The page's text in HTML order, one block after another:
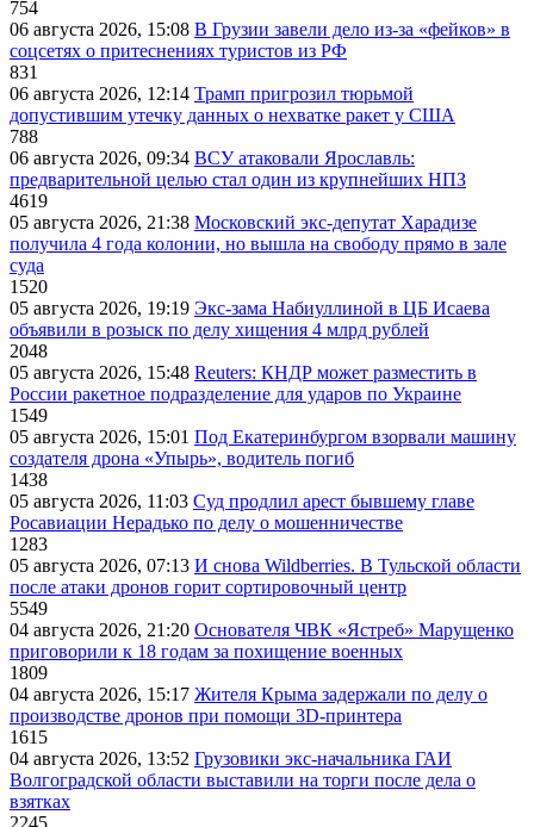
754
06 августа 2026, 15:08 В Грузии завели дело из-за «фейков» в
соцсетях о притеснениях туристов из РФ
831
06 августа 2026, 12:14 Трамп пригрозил тюрьмой
допустившим утечку данных о нехватке ракет у США
788
06 августа 2026, 09:34 ВСУ атаковали Ярославль:
предварительной целью стал один из крупнейших НПЗ
4619
05 августа 2026, 21:38 Московский экс-депутат Харадизе
получила 4 года колонии, но вышла на свободу прямо в зале
суда
1520
05 августа 2026, 19:19 Экс-зама Набиуллиной в ЦБ Исаева
объявили в розыск по делу хищения 4 млрд рублей
2048
05 августа 2026, 15:48 Reuters: КНДР может разместить в
России ракетное подразделение для ударов по Украине
1549
05 августа 2026, 15:01 Под Екатеринбургом взорвали машину
создателя дрона «Упырь», водитель погиб
1438
05 августа 2026, 11:03 Суд продлил арест бывшему главе
Росавиации Нерадько по делу о мошенничестве
1283
05 августа 2026, 07:13 И снова Wildberries. В Тульской области
после атаки дронов горит сортировочный центр
5549
04 августа 2026, 21:20 Основателя ЧВК «Ястреб» Марущенко
приговорили к 18 годам за похищение военных
1809
04 августа 2026, 15:17 Жителя Крыма задержали по делу о
производстве дронов при помощи 3D‑принтера
1615
04 августа 2026, 13:52 Грузовики экс-начальника ГАИ
Волгоградской области выставили на торги после дела о
взятках
2245